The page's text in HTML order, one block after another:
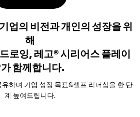
업의 비전과 개인의 성장을 위
해
로잉, 레고® 시리어스 플레이
함께합니다.
하며 기업 성장 목표&셀프 리더십을 한 단
계 높여드립니다.